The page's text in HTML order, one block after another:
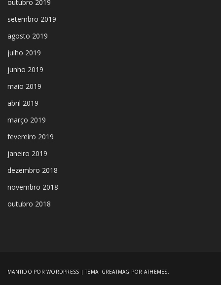
outubro 2019
setembro 2019
agosto 2019
julho 2019
junho 2019
maio 2019
abril 2019
março 2019
fevereiro 2019
janeiro 2019
dezembro 2018
novembro 2018
outubro 2018
MANTIDO POR WORDPRESS |TEMA: GREATMAG POR ATHEMES.